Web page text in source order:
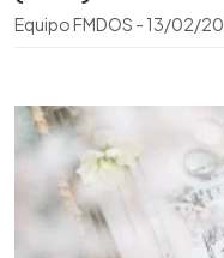
Equipo FMDOS - 13/02/